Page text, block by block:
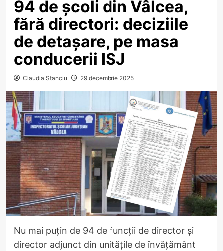
94 de școli din Vâlcea,
fără directori: deciziile
de detașare, pe masa
conducerii ISJ
Claudia Stanciu 29 decembrie 2025
Nu mai puțin de 94 de funcții de director și
director adjunct din unitățile de învățământ